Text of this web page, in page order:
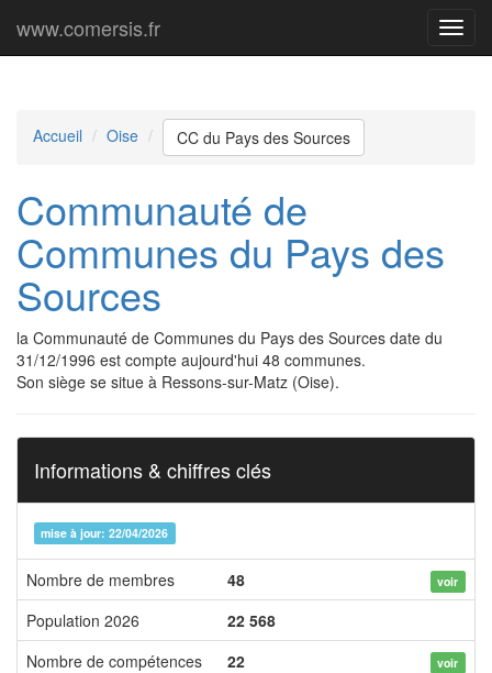
Menu
www.comersis.fr
Accueil Oise CC du Pays des Sources
Communauté de
Communes du Pays des
Sources
la Communauté de Communes du Pays des Sources date du
31/12/1996 est compte aujourd'hui 48 communes.
Son siège se situe à Ressons-sur-Matz (Oise).
Informations & chiffres clés
mise à jour: 22/04/2026
Nombre de membres 48 voir
Population 2026
22 568
Nombre de compétences
22 voir